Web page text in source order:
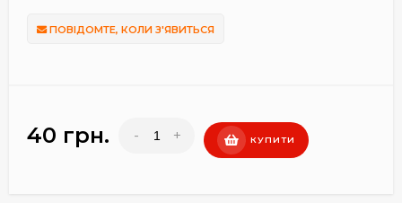
ПОВІДОМТЕ, КОЛИ З'ЯВИТЬСЯ
40 грн. - + КУПИТИ